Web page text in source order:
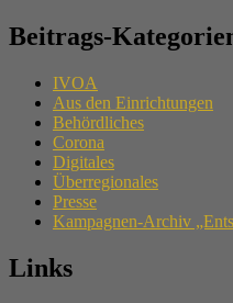
Beitrags-
IVOA
Aus den Einrichtungen
Behördliches
Corona
Digitales
Überregionales
Presse
Kampagnen-Archiv
Links